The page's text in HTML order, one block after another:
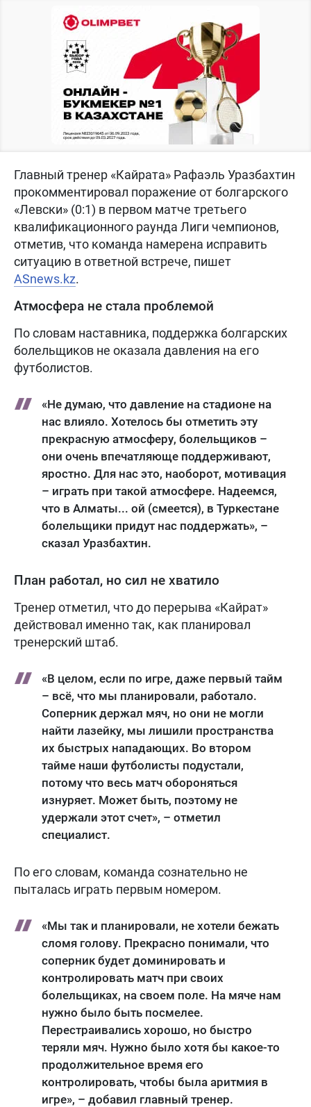
Главный тренер «Кайрата» Рафаэль Уразбахтин
прокомментировал поражение от болгарского
«Левски» (0:1) в первом матче третьего
квалификационного раунда Лиги чемпионов,
отметив, что команда намерена исправить
ситуацию в ответной встрече, пишет
ASnews.kz.
Атмосфера не стала проблемой
По словам наставника, поддержка болгарских
болельщиков не оказала давления на его
футболистов.
«Не думаю, что давление на стадионе на
нас влияло. Хотелось бы отметить эту
прекрасную атмосферу, болельщиков –
они очень впечатляюще поддерживают,
яростно. Для нас это, наоборот, мотивация
– играть при такой атмосфере. Надеемся,
что в Алматы... ой (смеется), в Туркестане
болельщики придут нас поддержать», –
сказал Уразбахтин.
План работал, но сил не хватило
Тренер отметил, что до перерыва «Кайрат»
действовал именно так, как планировал
тренерский штаб.
«В целом, если по игре, даже первый тайм
– всё, что мы планировали, работало.
Соперник держал мяч, но они не могли
найти лазейку, мы лишили пространства
их быстрых нападающих. Во втором
тайме наши футболисты подустали,
потому что весь матч обороняться
изнуряет. Может быть, поэтому не
удержали этот счет», – отметил
специалист.
По его словам, команда сознательно не
пыталась играть первым номером.
«Мы так и планировали, не хотели бежать
сломя голову. Прекрасно понимали, что
соперник будет доминировать и
контролировать матч при своих
болельщиках, на своем поле. На мяче нам
нужно было быть посмелее.
Перестраивались хорошо, но быстро
теряли мяч. Нужно было хотя бы какое-то
продолжительное время его
контролировать, чтобы была аритмия в
игре», – добавил главный тренер.